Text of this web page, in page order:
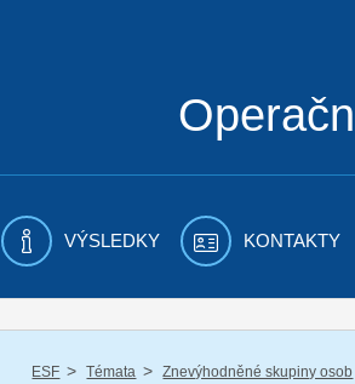
VÝSLEDKY KONTAKTY
ESF / Témata / Znevýhodněné skupiny osob